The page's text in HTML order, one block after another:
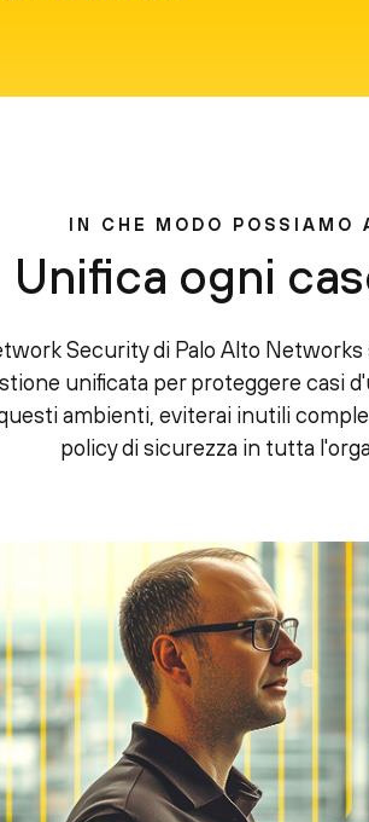
IN CHE MODO POSSIAMO
Unifica ogni
Security di Palo Alto Networks
unificata per proteggere casi
ambienti, eviterai inutili
policy di sicurezza in tutta